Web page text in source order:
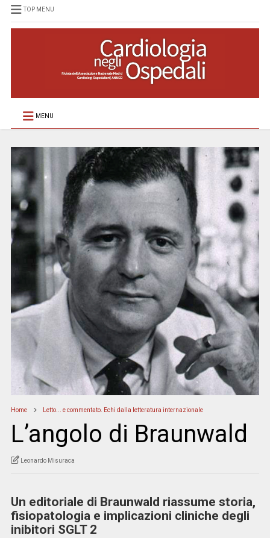
TOP MENU
MENU
Home Letto... e commentato. Echi dalla letteratura internazionale
L’angolo di Braunwald
Leonardo Misuraca
Un editoriale di Braunwald riassume storia,
fisiopatologia e implicazioni cliniche degli
inibitori SGLT 2